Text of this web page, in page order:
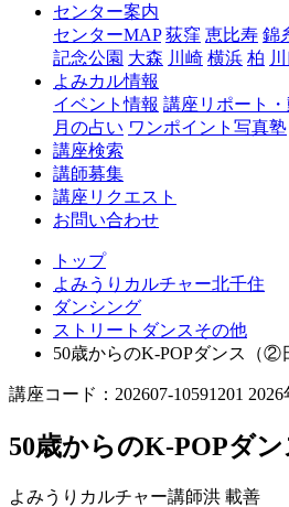
センター案内
センターMAP 荻窪 恵比寿 錦
記念公園 大森 川崎 横浜 柏
よみカル情報
イベント情報 講座リポート・
月の占い ワンポイント写真塾
講座検索
講師募集
講座リクエスト
お問い合わせ
トップ
よみうりカルチャー北千住
ダンシング
ストリートダンスその他
50歳からのK-POPダンス（②
講座コード：202607-10591201
50歳からのK-POPダ
よみうりカルチャー講師洪 載善